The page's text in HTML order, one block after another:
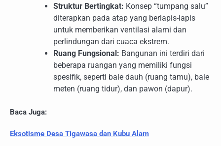
Struktur Bertingkat: Konsep “tumpang salu”
diterapkan pada atap yang berlapis-lapis
untuk memberikan ventilasi alami dan
perlindungan dari cuaca ekstrem.
Ruang Fungsional: Bangunan ini terdiri dari
beberapa ruangan yang memiliki fungsi
spesifik, seperti bale dauh (ruang tamu), bale
meten (ruang tidur), dan pawon (dapur).
Baca Juga:
Eksotisme Desa Tigawasa dan Kubu Alam